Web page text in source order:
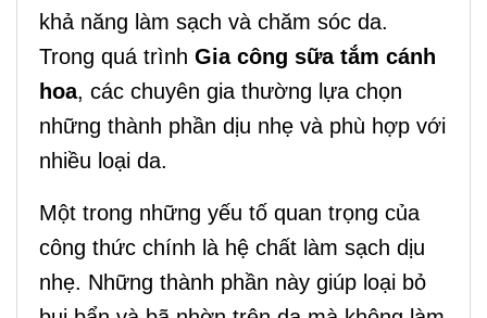
khả năng làm sạch và chăm sóc da.
Trong quá trình Gia công sữa tắm cánh
hoa, các chuyên gia thường lựa chọn
những thành phần dịu nhẹ và phù hợp với
nhiều loại da.
Một trong những yếu tố quan trọng của
công thức chính là hệ chất làm sạch dịu
nhẹ. Những thành phần này giúp loại bỏ